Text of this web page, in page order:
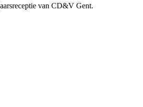
van CD&V Gent.